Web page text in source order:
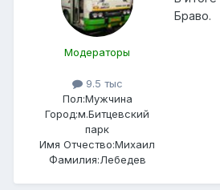
Модераторы
9.5 тыс
Пол:Мужчина
Город:м.Битцевский
парк
Имя Отчество:Михаил
Фамилия:Лебедев
Браво.